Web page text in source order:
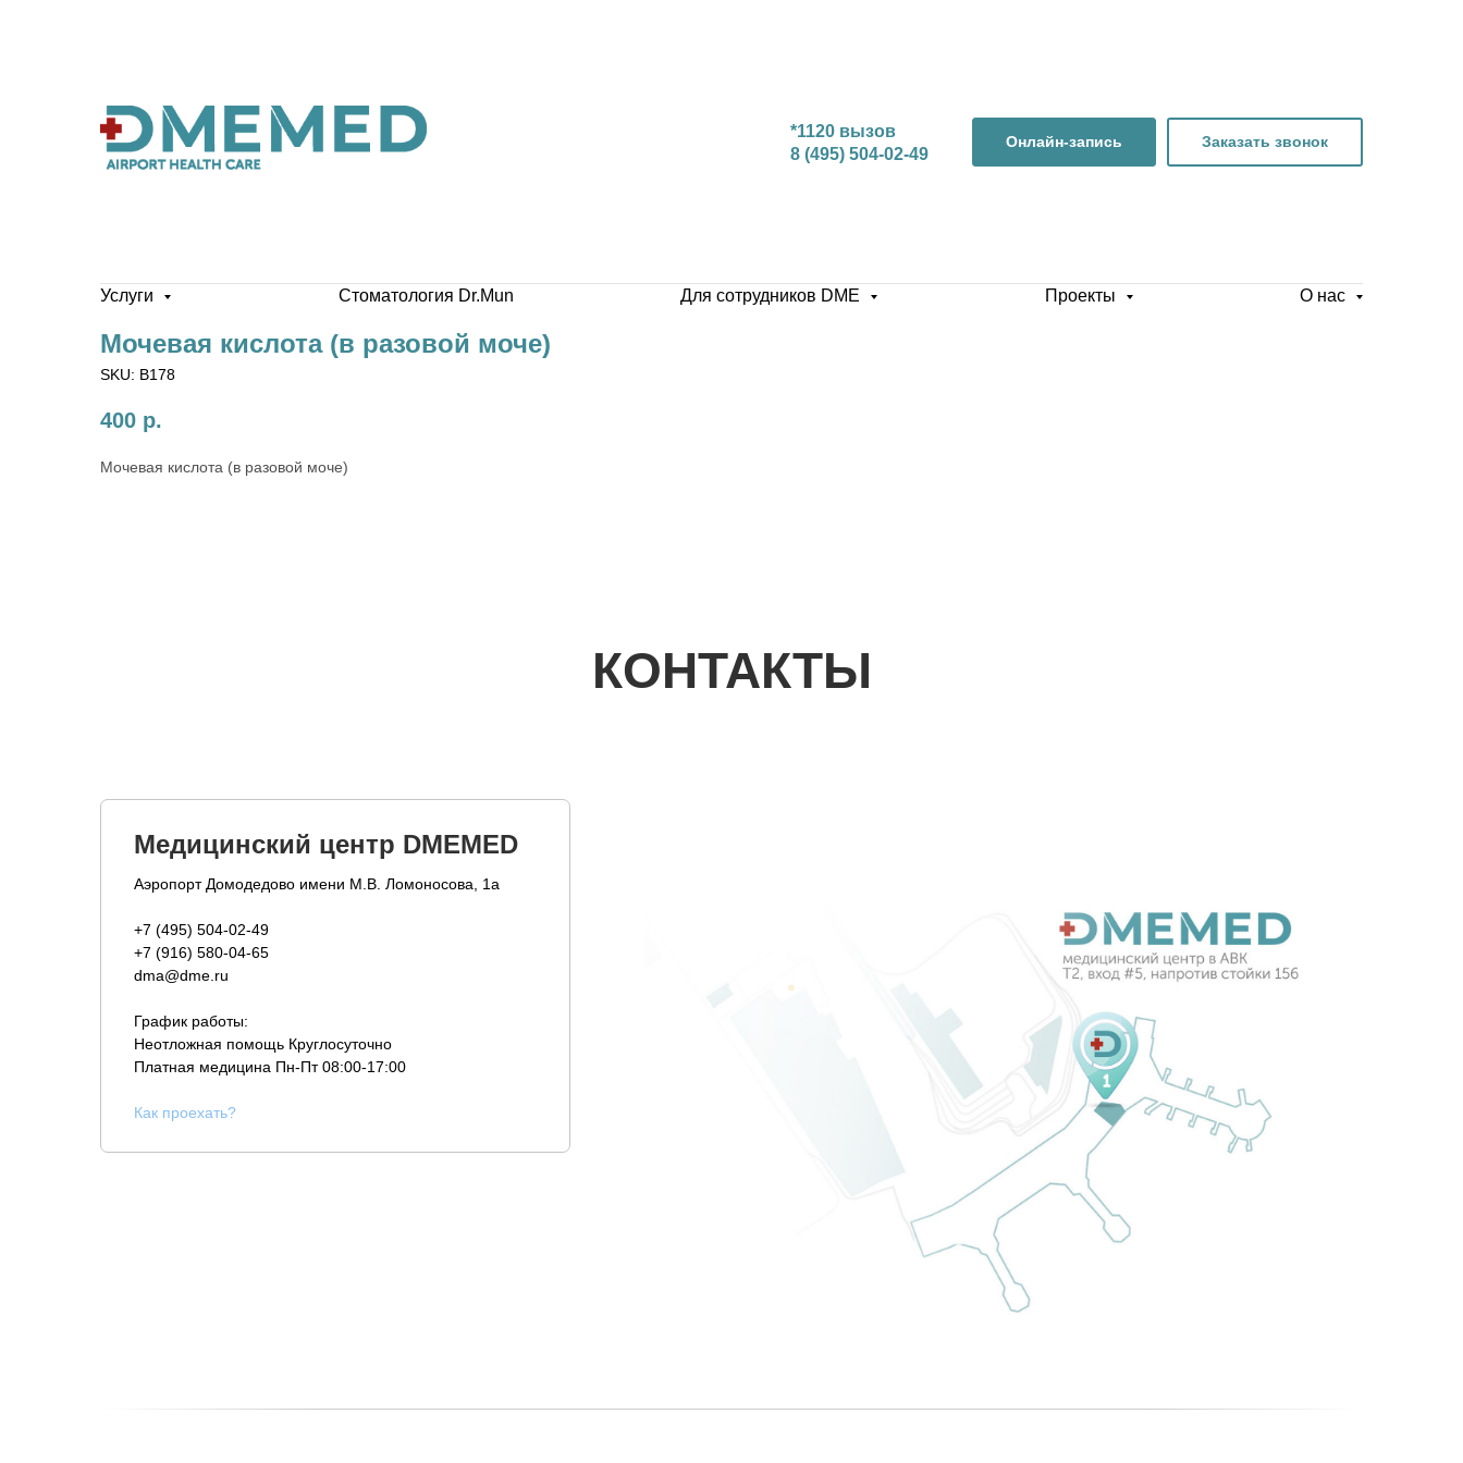
*1120 вызов
8 (495) 504-02-49
Онлайн-запись Заказать звонок
Услуги Стоматология Dr.Mun Для сотрудников DME Проекты О нас
Мочевая кислота (в разовой моче)
SKU: B178
400 р.
Мочевая кислота (в разовой моче)
КОНТАКТЫ
Медицинский центр DMEMED
Аэропорт Домодедово имени М.В. Ломоносова, 1а
+7 (495) 504-02-49
+7 (916) 580-04-65
dma@dme.ru
График работы:
Неотложная помощь Круглосуточно
Платная медицина Пн-Пт 08:00-17:00
Как проехать?